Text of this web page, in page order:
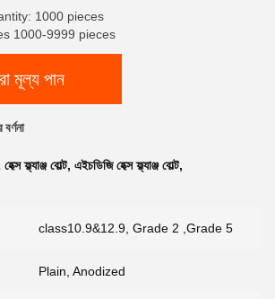
1000 pieces
1000-9999 pieces
মূল্য পান
ফ্ল্যাঞ্জ বোল্ট, এইচডিজি হেক্স ফ্ল্যাঞ্জ বোল্ট,
class10.9&12.9, Grade 2 ,Grade 5
Plain, Anodized